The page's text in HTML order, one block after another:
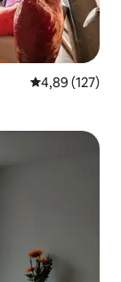
Prosječna
4,89 (127)